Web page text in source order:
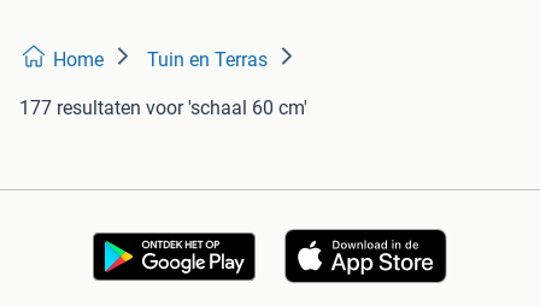
Home Tuin en Terras
177 resultaten voor 'schaal 60 cm'